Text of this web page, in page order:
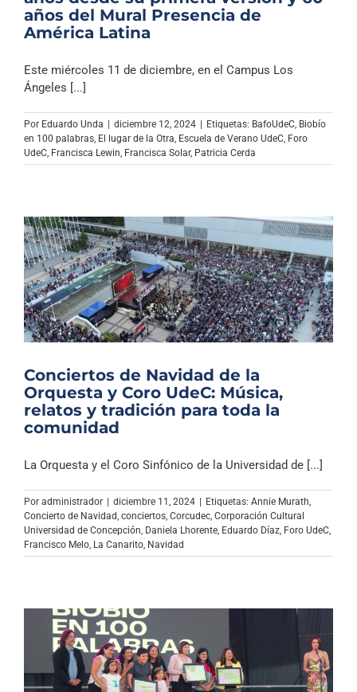
años del Mural Presencia de
América Latina
Este miércoles 11 de diciembre, en el Campus Los
Ángeles [...]
Por Eduardo Unda | diciembre 12, 2024 | Etiquetas: BafoUdeC Biobío
en 100 palabras El lugar de la Otra Escuela de Verano UdeC Foro
UdeC Francisca Lewin Francisca Solar, Patricia Cerda
Conciertos de Navidad de la
Orquesta y Coro UdeC: Música,
relatos y tradición para toda la
comunidad
La Orquesta y el Coro Sinfónico de la Universidad de [...]
Por administrador | diciembre 11, 2024 | Etiquetas: Annie Murath
Concierto de Navidad conciertos Corcudec Corporación Cultural
Universidad de Concepción Daniela Lhorente Eduardo Díaz Foro UdeC
Francisco Melo La Canarito Navidad